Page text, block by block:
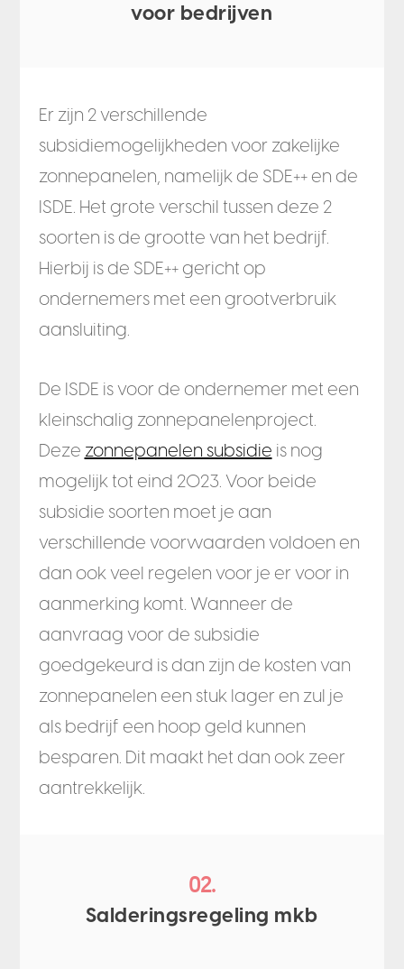
voor bedrijven
Er zijn 2 verschillende
subsidiemogelijkheden voor zakelijke
zonnepanelen, namelijk de SDE++ en de
ISDE. Het grote verschil tussen deze 2
soorten is de grootte van het bedrijf.
Hierbij is de SDE++ gericht op
ondernemers met een grootverbruik
aansluiting.
De ISDE is voor de ondernemer met een
kleinschalig zonnepanelenproject.
Deze zonnepanelen subsidie is nog
mogelijk tot eind 2023. Voor beide
subsidie soorten moet je aan
verschillende voorwaarden voldoen en
dan ook veel regelen voor je er voor in
aanmerking komt. Wanneer de
aanvraag voor de subsidie
goedgekeurd is dan zijn de kosten van
zonnepanelen een stuk lager en zul je
als bedrijf een hoop geld kunnen
besparen. Dit maakt het dan ook zeer
aantrekkelijk.
02.
Salderingsregeling mkb